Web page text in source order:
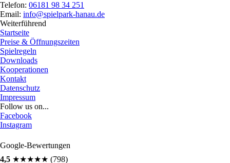
Telefon: 06181 98 34 251
Email: info@spielpark-hanau.de
Weiterführend
Startseite
Preise & Öffnungszeiten
Spielregeln
Downloads
Kooperationen
Kontakt
Datenschutz
Impressum
Follow us on...
Facebook
Instagram
Google-Bewertungen
4,5 ★★★★★ (798)